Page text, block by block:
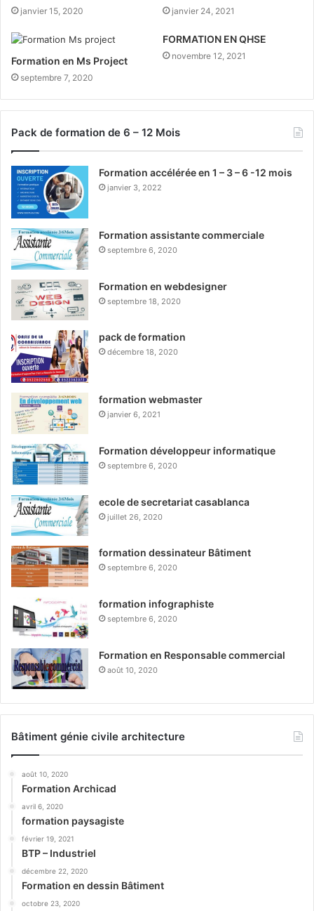
janvier 15, 2020 janvier 24, 2021
Formation en Ms Project
septembre 7, 2020
FORMATION EN QHSE
novembre 12, 2021
Pack de formation de 6 – 12 Mois
Formation accélérée en 1 – 3 – 6 -12 mois
janvier 3, 2022
Formation assistante commerciale
septembre 6, 2020
Formation en webdesigner
septembre 18, 2020
pack de formation
décembre 18, 2020
formation webmaster
janvier 6, 2021
Formation développeur informatique
septembre 6, 2020
ecole de secretariat casablanca
juillet 26, 2020
formation dessinateur Bâtiment
septembre 6, 2020
formation infographiste
septembre 6, 2020
Formation en Responsable commercial
août 10, 2020
Bâtiment génie civile architecture
août 10, 2020
Formation Archicad
avril 6, 2020
formation paysagiste
février 19, 2021
BTP – Industriel
décembre 22, 2020
Formation en dessin Bâtiment
octobre 23, 2020